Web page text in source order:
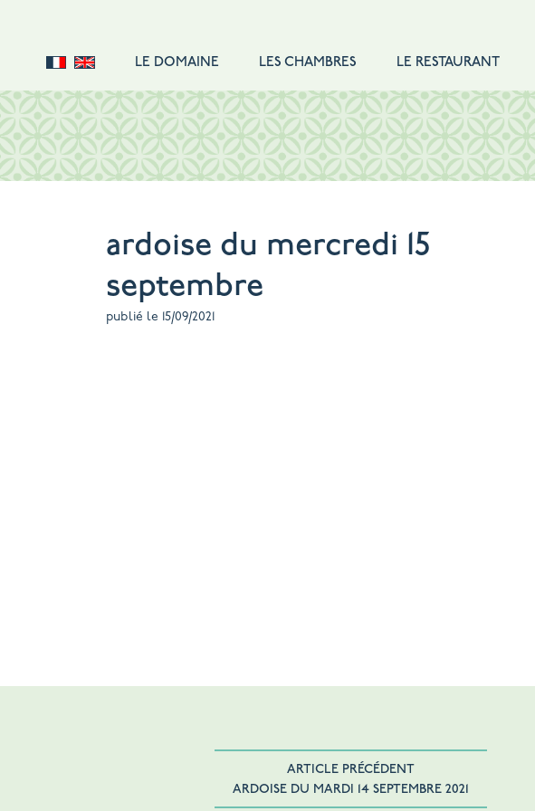
LE DOMAINE LES CHAMBRES
DOUBLE STANDARD
DOUBLE CONFORT
DOUBLE SUPÉRIEURE
TARIFS
LE RESTAURANT
ardoise du mercredi 15
septembre
publié le 15/09/2021
ARTICLE PRÉCÉDENT
ARDOISE DU MARDI 14 SEPTEMBRE 2021